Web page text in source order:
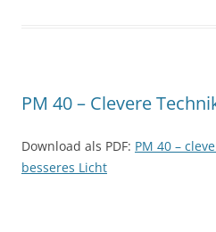
PM 40 – Clevere
Download als PDF: PM 40 –
besseres Licht